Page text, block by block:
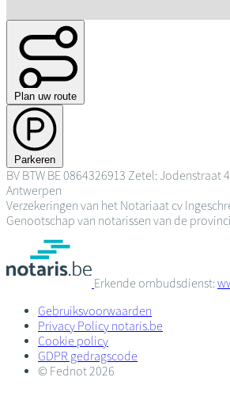
Plan uw route
Parkeren
BV BTW BE 0864326913 Zetel: Jodenstraat
Antwerpen
Verzekeringen van het Notariaat cv
Genootschap van notarissen van de
Erkende ombudsdienst:
Gebruiksvoorwaarden
Privacy Policy notaris.be
Cookie policy
GDPR gedragscode
© Fednot 2026